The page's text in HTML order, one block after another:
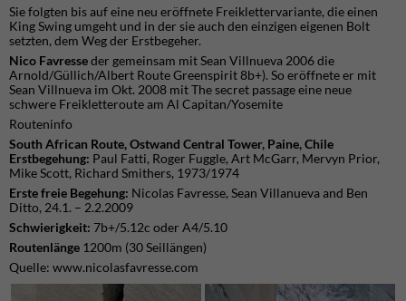
Sie folgten bis auf eine neu eröffnete Freiklettervariante, die einen
King Swing umgeht und in der sie auch den einzigen eigenen Bolt
setzten, dem Weg der Erstbegeher.
Nico Favresseder gemeinsam mit Sean Villnueva 2006 die
Arnold/Güllich/Albert Route Greenspirit 8b+). So eröffnete er mit
Sean Villnueva im Okt. 2008 mit The secret passage eine neue
schwere Freikletteroute am Al Capitan/Yosemite
Routeninfo
South African Route, Ostwand Central Tower, Paine, Chile
Erstbegehung: Paul Fatti, Roger Fuggle, Art McGarr, Mervyn Prior,
Mike Scott, Richard Smithers, 1973/1974
Erste freie Begehung: Nicolas Favresse, Sean Villanueva and Ben
Ditto, 24.1. – 2.2.2009
Schwierigkeit: 7b+/5.12c oder A4/5.10
Routenlänge 1200m (30 Seillängen)
Quelle: www.nicolasfavresse.com